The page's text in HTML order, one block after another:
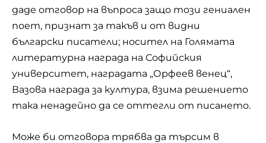
даде отговор на въпроса защо този гениален
поет, признат за такъв и от видни
български писатели; носител на Голямата
литературна награда на Софийския
университет, наградата „Орфеев венец“,
Вазова награда за култура, взима решението
така ненадейно да се оттегли от писането.
Може би отговора трябва да търсим в